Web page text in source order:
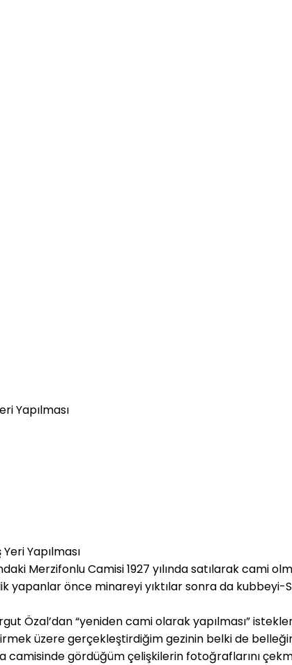
Yapılması
Merzifonlu Camisi 1927 yılında satılarak cami
yapanlar önce minareyi yıktılar sonra da
Özal’dan “yeniden cami olarak yapılması”
üzere gerçekleştirdiğim gezinin belki de
camisinde gördüğüm çelişkilerin fotoğraflarını